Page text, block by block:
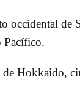
occidental de
Pacífico.
Hokkaido,